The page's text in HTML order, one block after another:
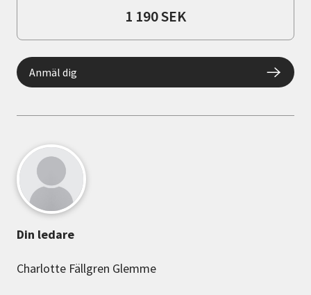
1 190 SEK
Anmäl dig
Din ledare
Charlotte Fällgren Glemme